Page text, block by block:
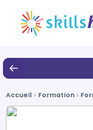
Accueil Formation